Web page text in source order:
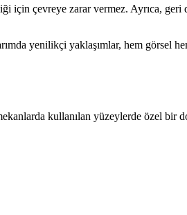
için çevreye zarar vermez. Ayrıca, geri
yenilikçi yaklaşımlar, hem görsel
kullanılan yüzeylerde özel bir